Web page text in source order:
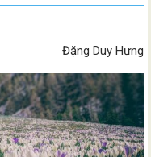
Đặng Duy Hưng